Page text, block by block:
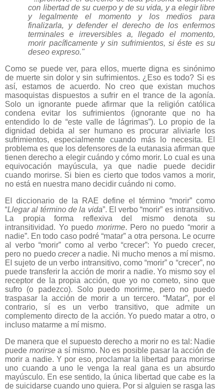
con libertad de su cuerpo y de su vida, y a elegir libre
y legalmente el momento y los medios para
finalizarla, y defender el derecho de los enfermos
terminales e irreversibles a, llegado el momento,
morir pacíficamente y sin sufrimientos, si éste es su
deseo expreso."
Como se puede ver, para ellos, muerte digna es sinónimo
de muerte sin dolor y sin sufrimientos. ¿Eso es todo? Si es
así, estamos de acuerdo. No creo que existan muchos
masoquistas dispuestos a sufrir en el trance de la agonía.
Solo un ignorante puede afirmar que la religión católica
condena evitar los sufrimientos (ignorante que no ha
entendido lo de “este valle de lágrimas”). Lo propio de la
dignidad debida al ser humano es procurar aliviarle los
sufrimientos, especialmente cuando más lo necesita. El
problema es que los defensores de la eutanasia afirman que
tienen derecho a elegir cuándo y cómo morir. Lo cual es una
equivocación mayúscula, ya que nadie puede decidir
cuando morirse. Si bien es cierto que todos vamos a morir,
no está en nuestra mano decidir cuándo ni como.
El diccionario de la RAE define el término “morir” como
“Llegar al término de la vida”. El verbo “morir” es intransitivo.
La propia forma reflexiva del mismo denota su
intransitividad. Yo puedo morirme. Pero no puedo “morir a
nadie”. En todo caso podré “matar” a otra persona. Le ocurre
al verbo “morir” como al verbo “crecer”: Yo puedo crecer,
pero no puedo crecera nadie. Ni mucho menos a mí mismo.
El sujeto de un verbo intransitivo, como “morir” o “crecer”, no
puede transferir la acción de morir a nadie. Yo mismo soy el
receptor de la propia acción, que yo no cometo, sino que
sufro (o padezco). Solo puedo morirme, pero no puedo
traspasar la acción de morir a un tercero. “Matar”, por el
contrario, sí es un verbo transitivo, que admite un
complemento directo de la acción. Yo puedo matar a otro, o
incluso matarme a mí mismo.
De manera que el supuesto derecho a morir no es tal: Nadie
puede morirsea sí mismo. No es posible pasar la acción de
morir a nadie. Y por eso, proclamar la libertad para morirse
uno cuando a uno le venga la real gana es un absurdo
mayúsculo. En ese sentido, la única libertad que cabe es la
de suicidarse cuando uno quiera. Por si alguien se rasga las